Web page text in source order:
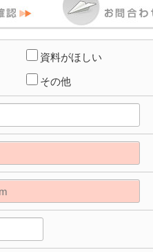
資料がほしい
その他